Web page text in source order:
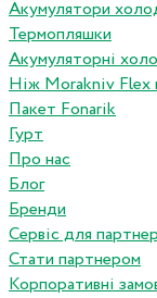
Акумулятори
Термопляшки
Акумуляторні
Ніж Morakniv Flex
Пакет Fonarik
Гурт
Про нас
Блог
Бренди
Сервіс для
Стати партнером
Корпоративні